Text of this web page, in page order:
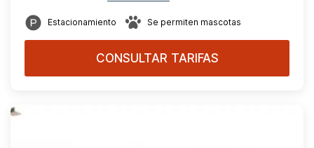
Estacionamiento Se permiten mascotas
CONSULTAR TARIFAS